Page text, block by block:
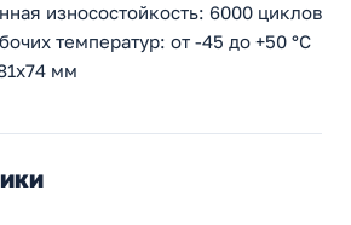
износостойкость: 6000 циклов
температур: от -45 до +50 °С
мм